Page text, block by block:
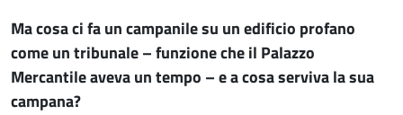
Ma cosa ci fa un campanile su un edificio profano
come un tribunale – funzione che il Palazzo
Mercantile aveva un tempo – e a cosa serviva la sua
campana?